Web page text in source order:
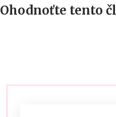
Ohodnoťte tento